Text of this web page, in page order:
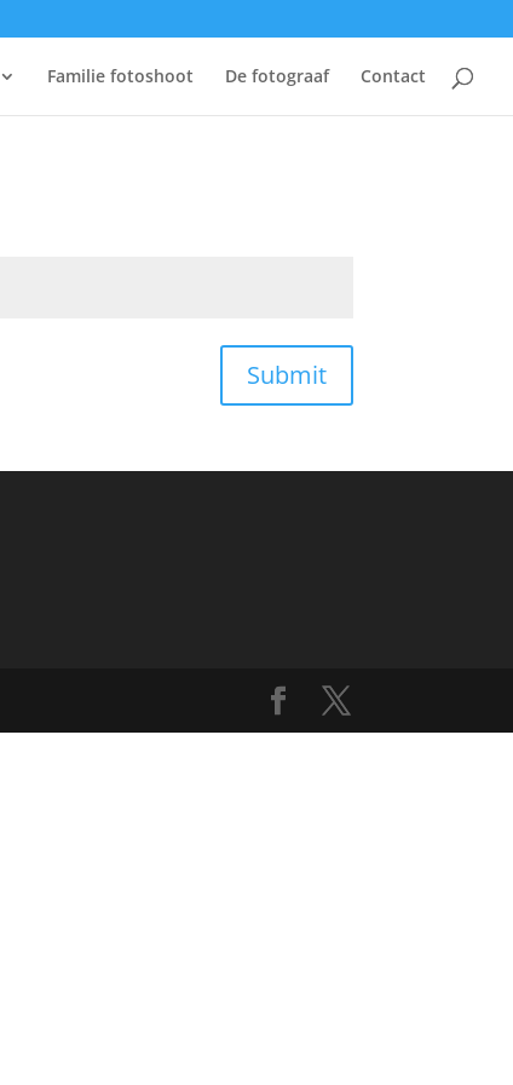
Familie fotoshoot De fotograaf Contact
Submit